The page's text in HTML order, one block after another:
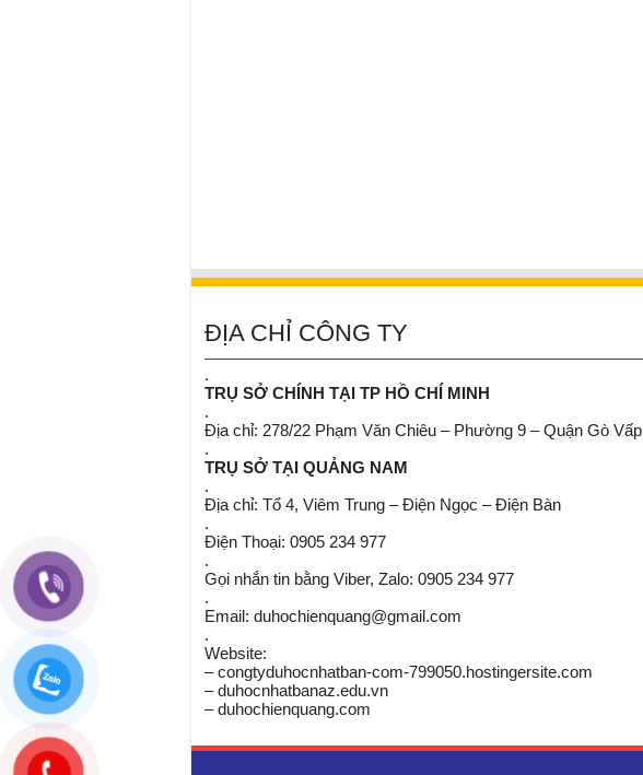
ĐỊA CHỈ CÔNG TY
.
TRỤ SỞ CHÍNH TẠI TP HỒ CHÍ MINH
.
Địa chỉ: 278/22 Phạm Văn Chiêu – Phường 9 – Quận Gò Vấp
.
TRỤ SỞ TẠI QUẢNG NAM
.
Địa chỉ: Tổ 4, Viêm Trung – Điện Ngọc – Điện Bàn
.
Điện Thoại: 0905 234 977
.
Gọi nhắn tin bằng Viber, Zalo: 0905 234 977
.
Email: duhochienquang@gmail.com
.
Website:
– congtyduhocnhatban-com-799050.hostingersite.com
– duhocnhatbanaz.edu.vn
– duhochienquang.com